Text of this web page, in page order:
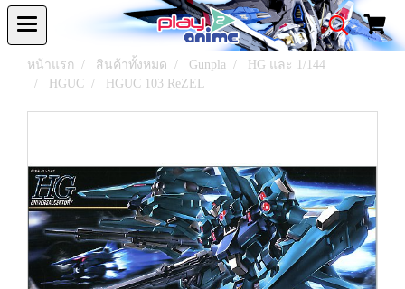
หน้าแรก สินค้าทั้งหมด Gunpla
HG และ 1/144
HGUC
HGUC 103 ReZEL